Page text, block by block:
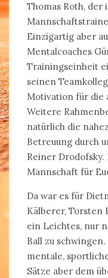
Thomas Roth, der
Einzigartig aber
Mentalcoaches
Trainingseinheit
seinen
Motivation für die
Weitere
natürlich die
Betreuung durch
Reiner
Mannschaft für
Da war es für
Kälberer, Torsten
ein Leichtes, nur
Ball zu
mentale,
Sätze aber dem